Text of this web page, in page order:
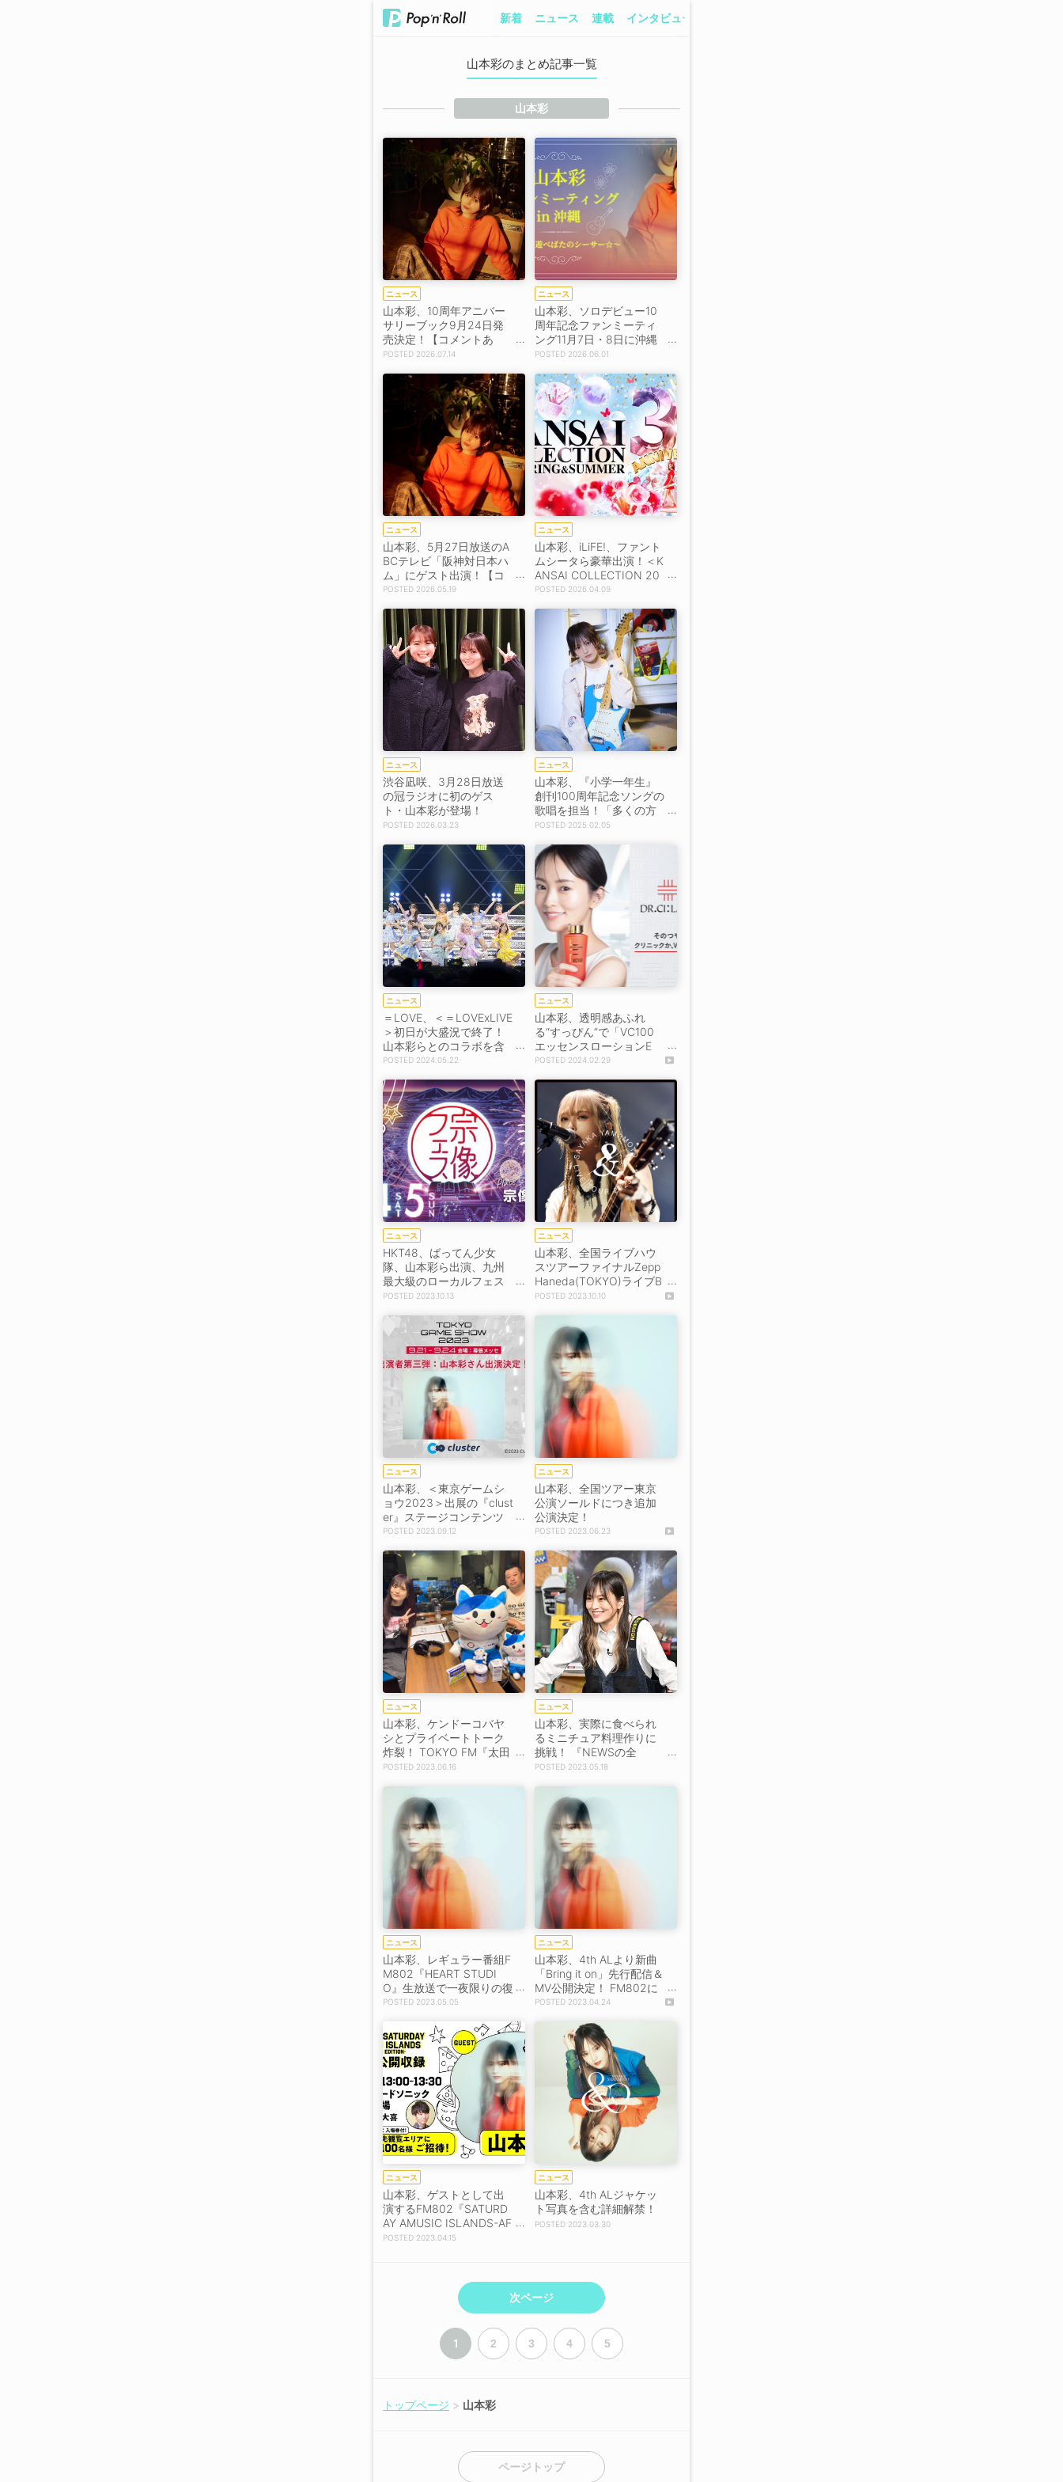
新着 ニュース 連載 インタビュー
山本彩のまとめ記事一覧
山本彩
ニュース
山本彩、10周年アニバー
サリーブック9月24日発
売決定！【コメントあ
り】
2026.07.14
ニュース
山本彩、ソロデビュー10
周年記念ファンミーティ
ング11月7日・8日に沖縄
で開催決定！
2026.06.01
ニュース
山本彩、5月27日放送のA
BCテレビ「阪神対日本ハ
ム」にゲスト出演！【コ
メントあり】
2026.05.19
ニュース
山本彩、iLiFE!、ファント
ムシータら豪華出演！＜K
ANSAI COLLECTION 20
26 SPRING&SUMMER＞2
2026.04.09
ニュース
渋谷凪咲、3月28日放送
の冠ラジオに初のゲス
ト・山本彩が登場！
2026.03.23
ニュース
山本彩、『小学一年生』
創刊100周年記念ソングの
歌唱を担当！「多くの方
に聴いていただけると嬉
2025.02.05
ニュース
＝LOVE、＜＝LOVExLIVE
＞初日が大盛況で終了！
山本彩らとのコラボを含
む20曲以上を披露
2024.05.22
ニュース
山本彩、透明感あふれ
る“すっぴん”で「VC100
エッセンスローションE
X」新TV-CM出演！「最近
いたのでそれを発揮する
時が来た」
2024.02.29
ニュース
HKT48、ばってん少女
隊、山本彩ら出演、九州
最大級のローカルフェス
＜宗像フェス2023＞開
2023.10.13
ニュース
山本彩、全国ライブハウ
スツアーファイナルZepp
Haneda(TOKYO)ライブB
D発売決定！
2023.10.10
ニュース
山本彩、＜東京ゲームシ
ョウ2023＞出展の『clust
er』ステージコンテンツ
出演決定！
2023.09.12
ニュース
山本彩、全国ツアー東京
公演ソールドにつき追加
公演決定！
2023.06.23
ニュース
山本彩、ケンドーコバヤ
シとプライベートトーク
炸裂！ TOKYO FM『太田
胃散 presentsFriday Nigh
2023.06.16
ニュース
山本彩、実際に食べられ
るミニチュア料理作りに
挑戦！ 『NEWSの全
力！！メイキング』ゲス
2023.05.18
ニュース
山本彩、レギュラー番組F
M802『HEART STUDI
O』生放送で一夜限りの復
活！
2023.05.05
ニュース
山本彩、4th ALより新曲
「Bring it on」先行配信＆
MV公開決定！ FM802に
てラジオ先行オンエアも
2023.04.24
ニュース
山本彩、ゲストとして出
演するFM802『SATURD
AY AMUSIC ISLANDS-AF
TERNOON EDITION-』番
2023.04.15
ニュース
山本彩、4th ALジャケッ
ト写真を含む詳細解禁！
2023.03.30
次ページ
1 2 3 4 5
トップページ 山本彩
ページトップ